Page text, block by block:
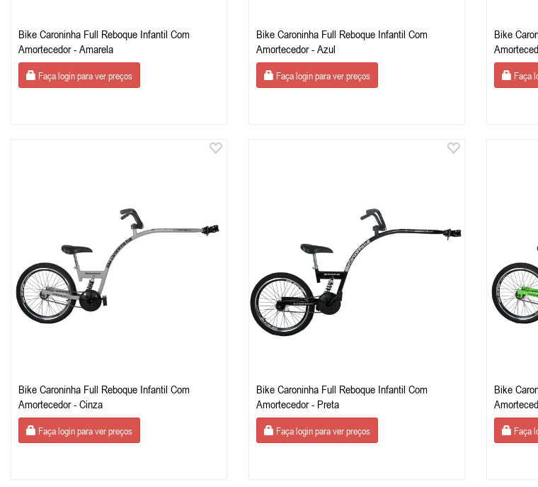
Bike Caroninha Full Reboque Infantil Com
Amortecedor - Amarela
Faça login para ver preços
Bike Caroninha Full Reboque Infantil Com
Amortecedor - Azul
Faça login para ver preços
Bike
Faça
Bike Caroninha Full Reboque Infantil Com
Amortecedor - Cinza
Faça login para ver preços
Bike Caroninha Full Reboque Infantil Com
Amortecedor - Preta
Faça login para ver preços
Bike
Faça